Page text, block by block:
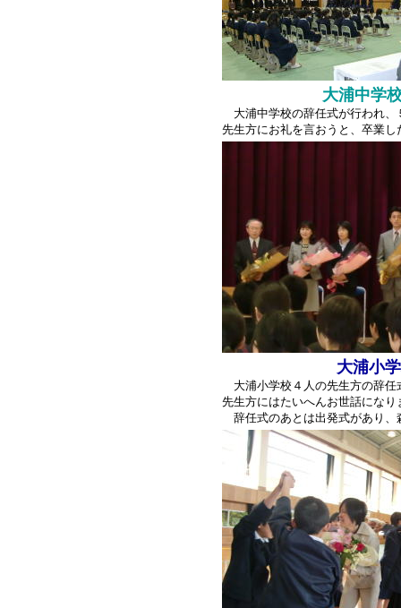
大浦中学
大浦中学校の辞任式が行われ、
先生方にお礼を言おうと、卒業
大浦小
大浦小学校４人の先生方の辞任
先生方にはたいへんお世話になり
辞任式のあとは出発式があり、